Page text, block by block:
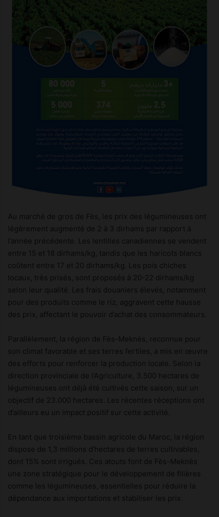
Au marché de gros de Fès, les prix des légumineuses ont
légèrement augmenté de 2 à 3 dirhams par rapport à
l’année précédente. Les lentilles canadiennes se vendent
entre 15 et 18 dirhams/kg, tandis que les haricots blancs
coûtent entre 17 et 20 dirhams/kg. Les pois chiches
locaux, très prisés, sont proposés à 20-22 dirhams/kg
selon leur qualité. Les frais douaniers élevés, notamment
pour des produits comme le riz, aggravent cette hausse
des prix, affectant le pouvoir d’achat des consommateurs.
Parallèlement, la région de Fès-Meknès, reconnue pour
son climat favorable et ses terres fertiles, a mis en œuvre
des efforts pour renforcer la production locale. Selon la
direction provinciale de l’Agriculture, 3.500 hectares de
légumineuses ont déjà été cultivés cette saison, sur un
objectif de 23.000 hectares. Les récentes réceptions ont
d’ailleurs eu un impact positif sur cette activité.
En tant que troisième bassin agricole du Maroc, la région
dispose de 1,3 millions d’hectares de terres cultivables,
dont 15% sont irrigués. Ces atouts font de Fès-Meknès
une zone stratégique pour le développement de filières
comme les légumineuses, essentielles pour réduire la
dépendance aux importations et stabiliser les prix.